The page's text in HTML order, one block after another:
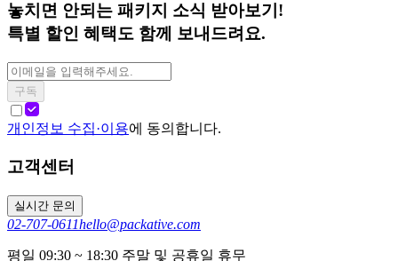
놓치면 안되는 패키지 소식 받아보기!
특별 할인 혜택도 함께 보내드려요.
구독
개인정보 수집·이용에 동의합니다.
고객센터
실시간 문의
02-707-0611hello@packative.com
평일 09:30 ~ 18:30 주말 및 공휴일 휴무